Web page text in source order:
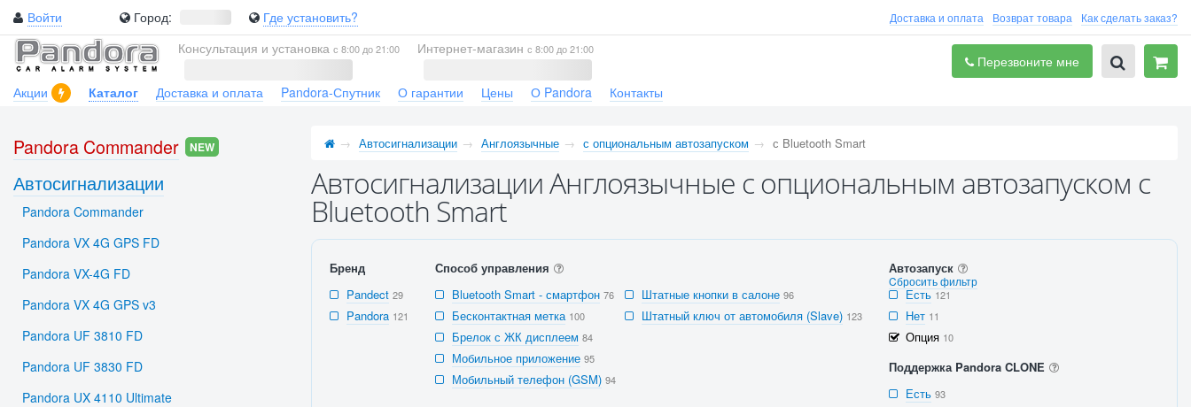
Войти Город: Где установить? Доставка и оплата Возврат товара Как сделать заказ?
Консультация и установка с 8:00 до 21:00 Интернет-магазин с 8:00 до 21:00
Перезвоните мне
Акции
Каталог Доставка и оплата Pandora-Спутник О гарантии Цены О Pandora Контакты
Автосигнализации Англоязычные с опциональным автозапуском с Bluetooth Smart
Автосигнализации Англоязычные с опциональным автозапуском с
Bluetooth Smart
Бренд
Pandect 29
Pandora 121
Способ управления
Bluetooth Smart - смартфон 76
Бесконтактная метка 100
Брелок с ЖК дисплеем 84
Мобильное приложение 95
Мобильный телефон (GSM) 94
Штатные кнопки в салоне 96
Штатный ключ от автомобиля (Slave) 123
Автозапуск
Cбросить фильтр
Есть 121
Нет 11
Опция 10
Поддержка Pandora CLONE
Есть 93
Pandora Commander NEW
Автосигнализации
Pandora Commander
Pandora VX 4G GPS FD
Pandora VX-4G FD
Pandora VX 4G GPS v3
Pandora UF 3810 FD
Pandora UF 3830 FD
Pandora UX 4110 Ultimate